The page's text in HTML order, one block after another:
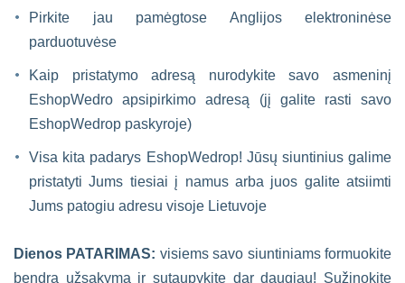
Pirkite jau pamėgtose Anglijos elektroninėse
parduotuvėse
Kaip pristatymo adresą nurodykite savo asmeninį
EshopWedro apsipirkimo adresą (jį galite rasti savo
EshopWedrop paskyroje)
Visa kita padarys EshopWedrop! Jūsų siuntinius galime
pristatyti Jums tiesiai į namus arba juos galite atsiimti
Jums patogiu adresu visoje Lietuvoje
Dienos PATARIMAS: visiems savo siuntiniams formuokite
bendrą užsakymą ir sutaupykite dar daugiau! Sužinokite